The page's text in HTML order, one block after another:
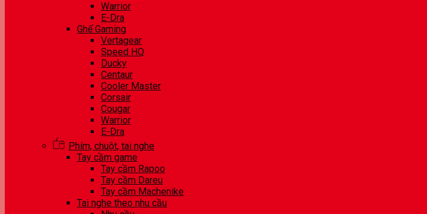
Warrior
E-Dra
Ghế Gaming
Vertagear
Speed HQ
Ducky
Centaur
Cooler Master
Corsair
Cougar
Warrior
E-Dra
Phím, chuột, tai nghe
Tay cầm game
Tay cầm Rapoo
Tay cầm Dareu
Tay cầm Machenike
Tai nghe theo nhu cầu